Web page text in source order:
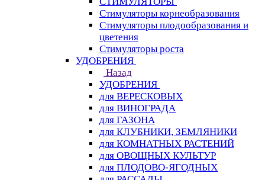
Стимуляторы корнеобразования
Стимуляторы плодообразования и
цветения
Стимуляторы роста
УДОБРЕНИЯ
Назад
УДОБРЕНИЯ
для ВЕРЕСКОВЫХ
для ВИНОГРАДА
для ГАЗОНА
для КЛУБНИКИ, ЗЕМЛЯНИКИ
для КОМНАТНЫХ РАСТЕНИЙ
для ОВОЩНЫХ КУЛЬТУР
для ПЛОДОВО-ЯГОДНЫХ